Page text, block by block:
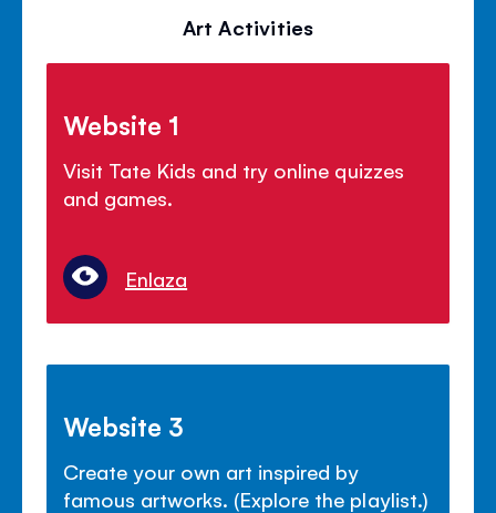
Art Activities
Website 1
Visit Tate Kids and try online quizzes
and games.
Enlaza
Website 3
Create your own art inspired by
famous artworks. (Explore the playlist.)